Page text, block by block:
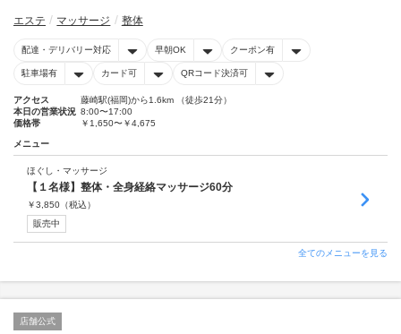
エステ マッサージ 整体
配達・デリバリー対応 早朝OK クーポン有
駐車場有 カード可 QRコード決済可
アクセス
藤崎駅(福岡)から1.6km （徒歩21分）
本日の営業状況 8:00〜17:00
価格帯
￥1,650〜￥4,675
メニュー
ほぐし・マッサージ
【１名様】整体・全身経絡マッサージ60分
￥3,850 （税込）
販売中
全てのメニューを見る
店舗公式